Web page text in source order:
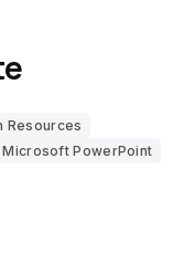
Resources
Microsoft PowerPoint